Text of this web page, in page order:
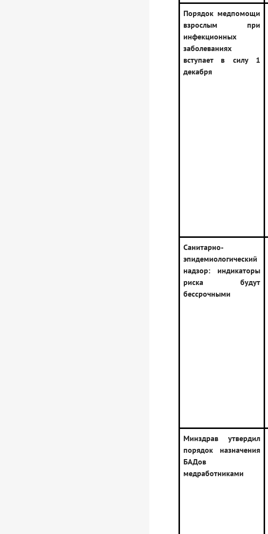
Порядок медпомощи
взрослым при
инфекционных
заболеваниях
вступает в силу 1
декабря
Санитарно-
эпидемиологический
надзор: индикаторы
риска будут
бессрочными
Минздрав утвердил
порядок назначения
БАДов
медработниками